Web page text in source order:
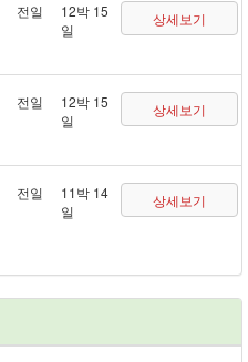
전일
12박 15
일
상세보기
전일
12박 15
일
상세보기
전일
11박 14
일
상세보기